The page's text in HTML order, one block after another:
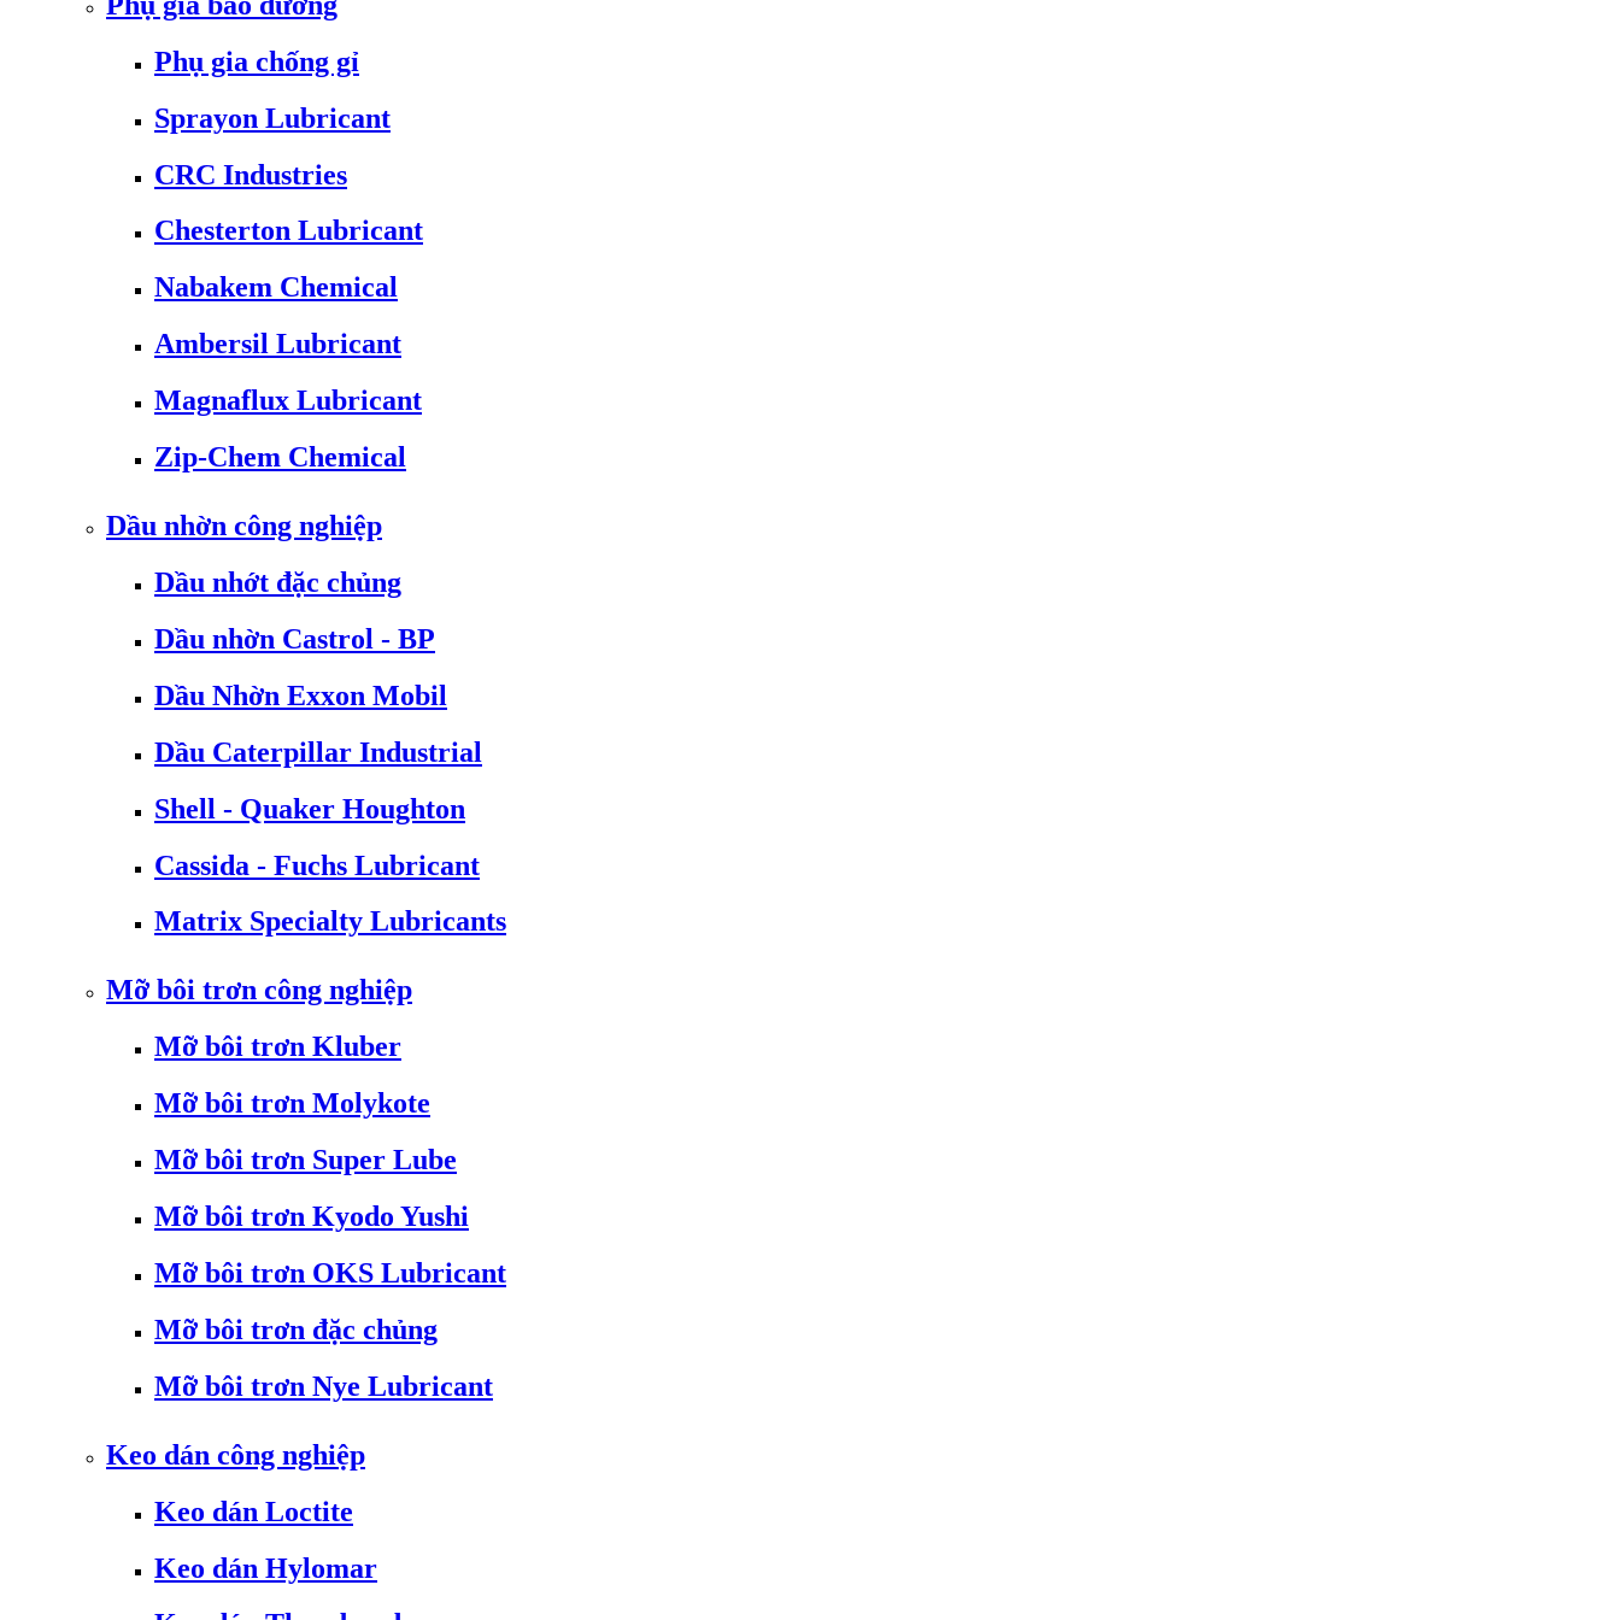
Phụ gia chống gỉ
Sprayon Lubricant
CRC Industries
Chesterton Lubricant
Nabakem Chemical
Ambersil Lubricant
Magnaflux Lubricant
Zip-Chem Chemical
Dầu nhờn công nghiệp
Dầu nhớt đặc chủng
Dầu nhờn Castrol - BP
Dầu Nhờn Exxon Mobil
Dầu Caterpillar Industrial
Shell - Quaker Houghton
Cassida - Fuchs Lubricant
Matrix Specialty Lubricants
Mỡ bôi trơn công nghiệp
Mỡ bôi trơn Kluber
Mỡ bôi trơn Molykote
Mỡ bôi trơn Super Lube
Mỡ bôi trơn Kyodo Yushi
Mỡ bôi trơn OKS Lubricant
Mỡ bôi trơn đặc chủng
Mỡ bôi trơn Nye Lubricant
Keo dán công nghiệp
Keo dán Loctite
Keo dán Hylomar